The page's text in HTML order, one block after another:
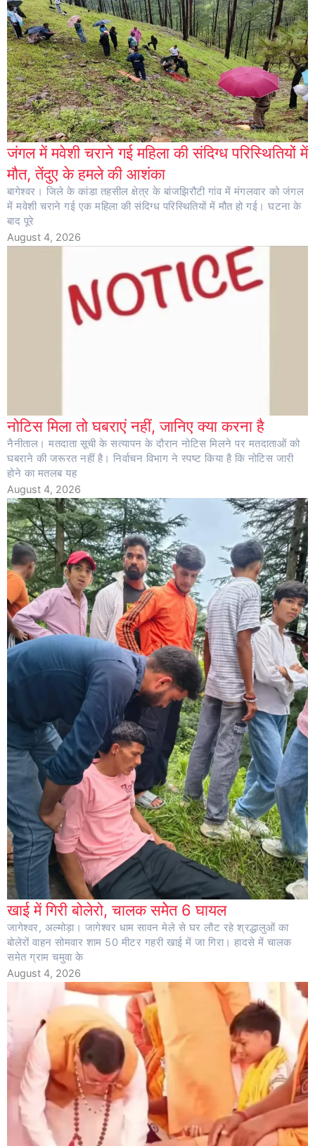
जंगल में मवेशी चराने गई महिला की संदिग्ध परिस्थितियों में
मौत, तेंदुए के हमले की आशंका
बागेश्वर। जिले के कांडा तहसील क्षेत्र के बांजझिरौटी गांव में मंगलवार को जंगल
में मवेशी चराने गई एक महिला की संदिग्ध परिस्थितियों में मौत हो गई। घटना के
बाद पूरे
August 4, 2026
नोटिस मिला तो घबराएं नहीं, जानिए क्या करना है
नैनीताल। मतदाता सूची के सत्यापन के दौरान नोटिस मिलने पर मतदाताओं को
घबराने की जरूरत नहीं है। निर्वाचन विभाग ने स्पष्ट किया है कि नोटिस जारी
होने का मतलब यह
August 4, 2026
खाई में गिरी बोलेरो, चालक समेेत 6 घायल
जागेश्वर, अल्मोड़ा। जागेश्वर धाम सावन मेले से घर लौट रहे श्रद्धालुओं का
बोलेरों वाहन सोमवार शाम 50 मीटर गहरी खाई में जा गिरा। हादसे में चालक
समेत ग्राम चमुवा के
August 4, 2026